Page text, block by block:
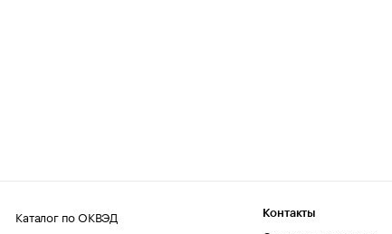
Каталог по ОКВЭД
Контакты